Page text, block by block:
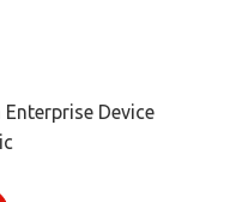
Device